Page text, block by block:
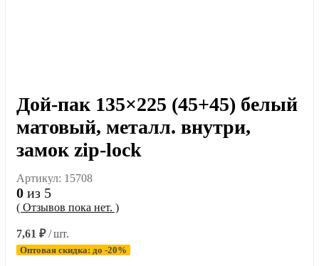
Дой-пак 135×225 (45+45) белый
матовый, металл. внутри,
замок zip-lock
Артикул: 15708
0 из 5
( Отзывов пока нет. )
7,61 ₽ / шт.
Оптовая скидка: до -20%